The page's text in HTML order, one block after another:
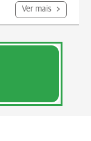
Ver mais